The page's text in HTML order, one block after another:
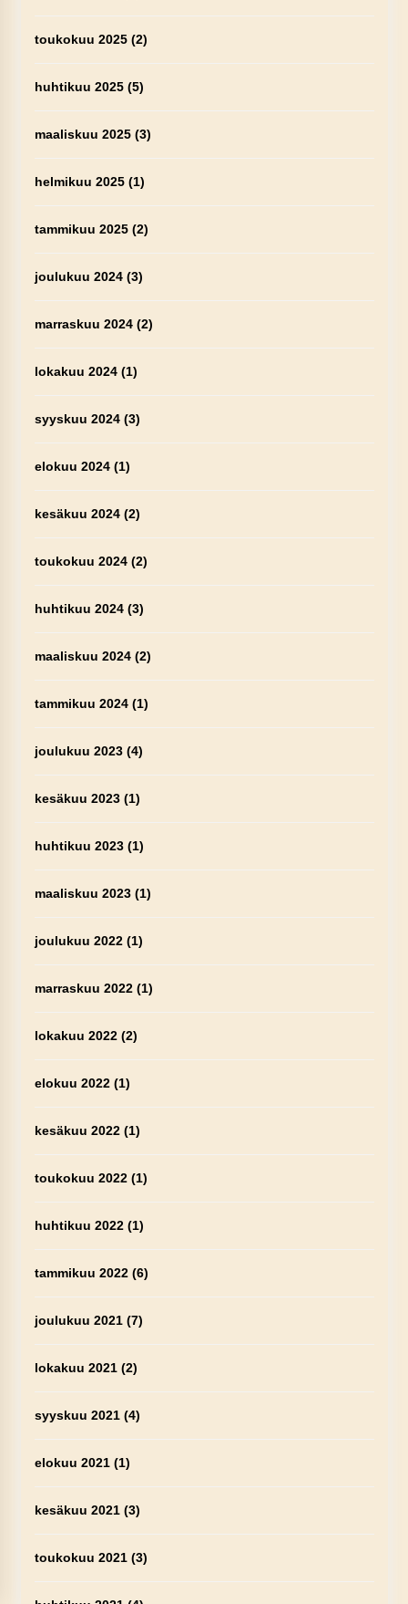
toukokuu 2025(2)
huhtikuu 2025(5)
maaliskuu 2025(3)
helmikuu 2025(1)
tammikuu 2025(2)
joulukuu 2024(3)
marraskuu 2024(2)
lokakuu 2024(1)
syyskuu 2024(3)
elokuu 2024(1)
kesäkuu 2024(2)
toukokuu 2024(2)
huhtikuu 2024(3)
maaliskuu 2024(2)
tammikuu 2024(1)
joulukuu 2023(4)
kesäkuu 2023(1)
huhtikuu 2023(1)
maaliskuu 2023(1)
joulukuu 2022(1)
marraskuu 2022(1)
lokakuu 2022(2)
elokuu 2022(1)
kesäkuu 2022(1)
toukokuu 2022(1)
huhtikuu 2022(1)
tammikuu 2022(6)
joulukuu 2021(7)
lokakuu 2021(2)
syyskuu 2021(4)
elokuu 2021(1)
kesäkuu 2021(3)
toukokuu 2021(3)